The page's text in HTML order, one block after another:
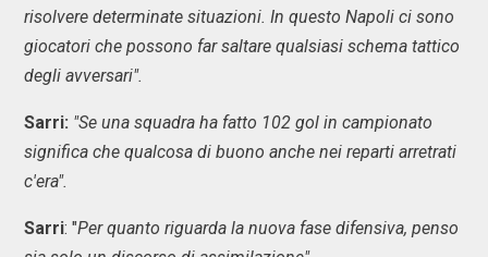
risolvere determinate situazioni. In questo Napoli ci sono
giocatori che possono far saltare qualsiasi schema tattico
degli avversari".
Sarri: "Se una squadra ha fatto 102 gol in campionato
significa che qualcosa di buono anche nei reparti arretrati
c'era".
Sarri: "Per quanto riguarda la nuova fase difensiva, penso